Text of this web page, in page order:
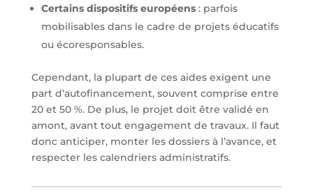
Certains dispositifs européens: parfois
mobilisables dans le cadre de projets éducatifs
ou écoresponsables.
Cependant, la plupart de ces aides exigent une
part d’autofinancement, souvent comprise entre
20 et 50 %. De plus, le projet doit être validé en
amont, avant tout engagement de travaux. Il faut
donc anticiper, monter les dossiers à l’avance, et
respecter les calendriers administratifs.